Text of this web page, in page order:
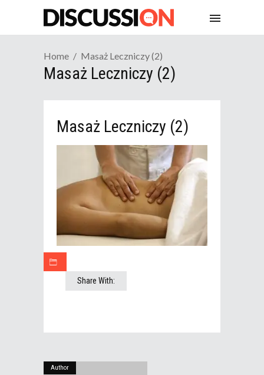
Home Masaż Leczniczy (2)
Masaż Leczniczy (2)
Masaż Leczniczy (2)
Share With:
Author